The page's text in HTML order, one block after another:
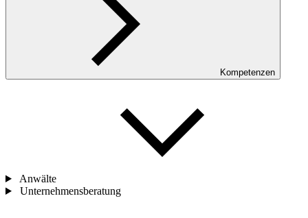
Kompetenzen
Anwälte
Unternehmensberatung